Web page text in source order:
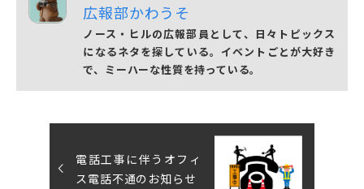
広報部かわうそ
ノース・ヒルの広報部員として、日々トピックス
になるネタを探している。イベントごとが大好き
で、ミーハーな性質を持っている。
電話工事に伴うオフィ
ス電話不通のお知らせ